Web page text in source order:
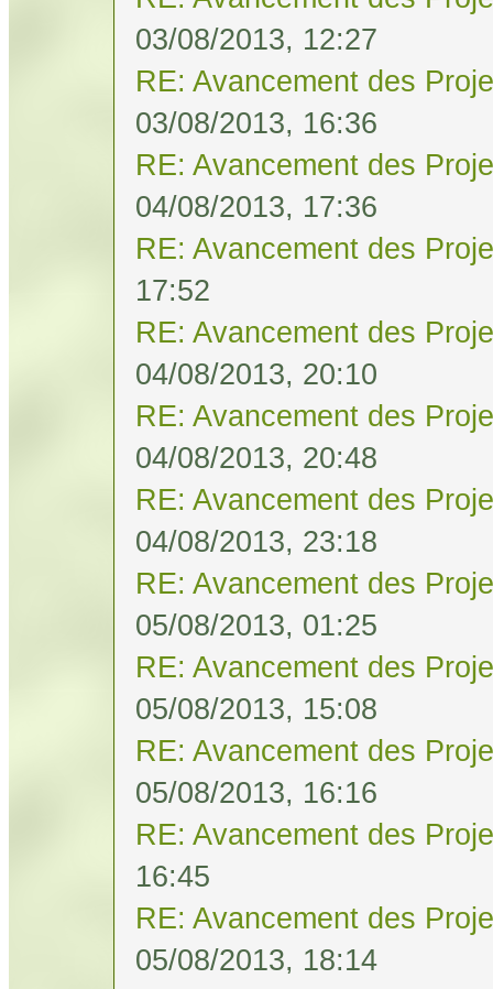
03/08/2013, 12:27
RE: Avancement des
03/08/2013, 16:36
RE: Avancement des
04/08/2013, 17:36
RE: Avancement des
17:52
RE: Avancement des
04/08/2013, 20:10
RE: Avancement des
04/08/2013, 20:48
RE: Avancement des
04/08/2013, 23:18
RE: Avancement des
05/08/2013, 01:25
RE: Avancement des
05/08/2013, 15:08
RE: Avancement des
05/08/2013, 16:16
RE: Avancement des
16:45
RE: Avancement des
05/08/2013, 18:14